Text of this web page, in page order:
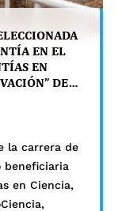
EN EL
EN
DE
la carrera de
beneficiaria
en Ciencia,